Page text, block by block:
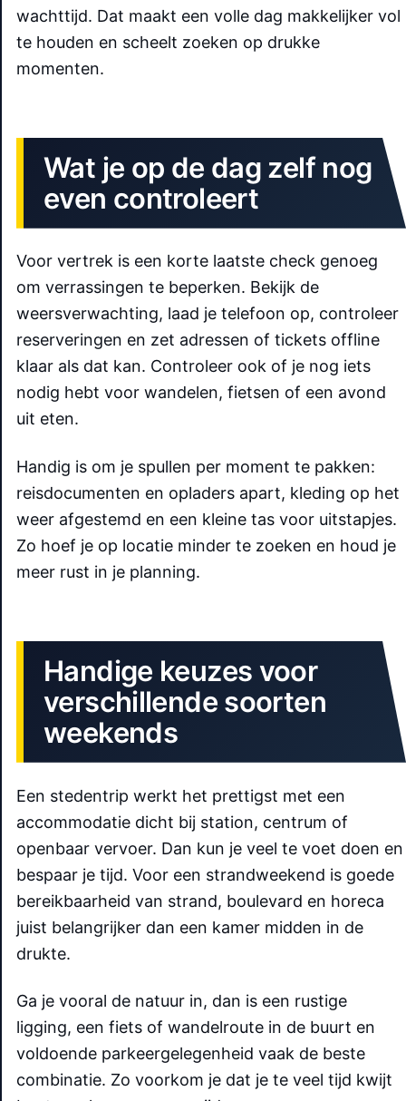
wachttijd. Dat maakt een volle dag makkelijker vol
te houden en scheelt zoeken op drukke
momenten.
Wat je op de dag zelf nog
even controleert
Voor vertrek is een korte laatste check genoeg
om verrassingen te beperken. Bekijk de
weersverwachting, laad je telefoon op, controleer
reserveringen en zet adressen of tickets offline
klaar als dat kan. Controleer ook of je nog iets
nodig hebt voor wandelen, fietsen of een avond
uit eten.
Handig is om je spullen per moment te pakken:
reisdocumenten en opladers apart, kleding op het
weer afgestemd en een kleine tas voor uitstapjes.
Zo hoef je op locatie minder te zoeken en houd je
meer rust in je planning.
Handige keuzes voor
verschillende soorten
weekends
Een stedentrip werkt het prettigst met een
accommodatie dicht bij station, centrum of
openbaar vervoer. Dan kun je veel te voet doen en
bespaar je tijd. Voor een strandweekend is goede
bereikbaarheid van strand, boulevard en horeca
juist belangrijker dan een kamer midden in de
drukte.
Ga je vooral de natuur in, dan is een rustige
ligging, een fiets of wandelroute in de buurt en
voldoende parkeergelegenheid vaak de beste
combinatie. Zo voorkom je dat je te veel tijd kwijt